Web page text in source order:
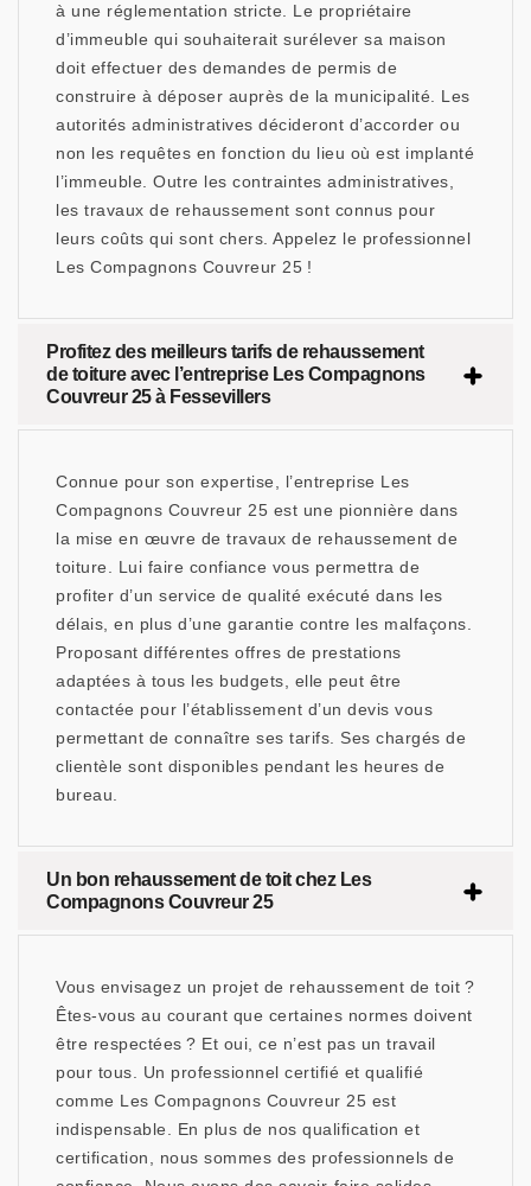
à une réglementation stricte. Le propriétaire
d’immeuble qui souhaiterait surélever sa maison
doit effectuer des demandes de permis de
construire à déposer auprès de la municipalité. Les
autorités administratives décideront d’accorder ou
non les requêtes en fonction du lieu où est implanté
l’immeuble. Outre les contraintes administratives,
les travaux de rehaussement sont connus pour
leurs coûts qui sont chers. Appelez le professionnel
Les Compagnons Couvreur 25 !
Profitez des meilleurs tarifs de rehaussement
de toiture avec l’entreprise Les Compagnons
Couvreur 25 à Fessevillers
Connue pour son expertise, l’entreprise Les
Compagnons Couvreur 25 est une pionnière dans
la mise en œuvre de travaux de rehaussement de
toiture. Lui faire confiance vous permettra de
profiter d’un service de qualité exécuté dans les
délais, en plus d’une garantie contre les malfaçons.
Proposant différentes offres de prestations
adaptées à tous les budgets, elle peut être
contactée pour l’établissement d’un devis vous
permettant de connaître ses tarifs. Ses chargés de
clientèle sont disponibles pendant les heures de
bureau.
Un bon rehaussement de toit chez Les
Compagnons Couvreur 25
Vous envisagez un projet de rehaussement de toit ?
Êtes-vous au courant que certaines normes doivent
être respectées ? Et oui, ce n’est pas un travail
pour tous. Un professionnel certifié et qualifié
comme Les Compagnons Couvreur 25 est
indispensable. En plus de nos qualification et
certification, nous sommes des professionnels de